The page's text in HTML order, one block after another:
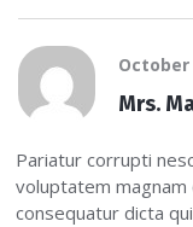
October
Mrs.
Pariatur corrupti
voluptatem
consequatur dicta